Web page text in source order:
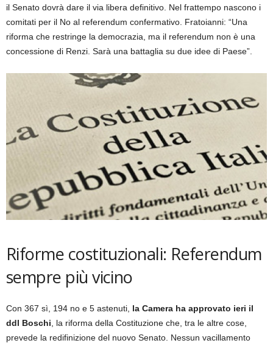
il Senato dovrà dare il via libera definitivo. Nel frattempo nascono i
comitati per il No al referendum confermativo. Fratoianni: “Una
riforma che restringe la democrazia, ma il referendum non è una
concessione di Renzi. Sarà una battaglia su due idee di Paese”.
Riforme costituzionali: Referendum
sempre più vicino
Con 367 sì, 194 no e 5 astenuti, la Camera ha approvato ieri il
ddl Boschi , la riforma della Costituzione che, tra le altre cose,
prevede la redifinizione del nuovo Senato. Nessun vacillamento